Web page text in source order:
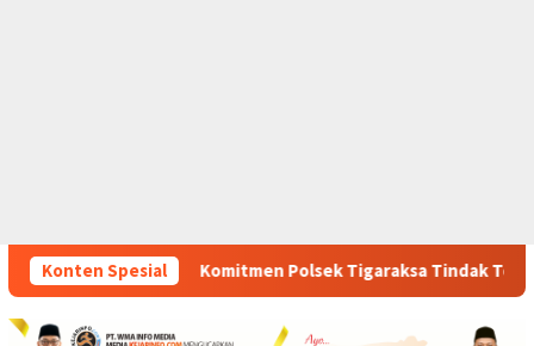
Konten Spesial
Polsek Tigaraksa Tindak Tegas Peredaran Obat Ilegal, Dua